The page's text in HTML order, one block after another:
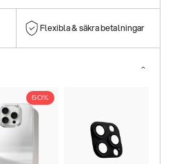
Flexibla & säkra betalningar
50%